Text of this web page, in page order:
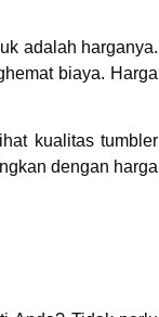
adalah harganya.
biaya. Harga
kualitas tumbler
dengan harga